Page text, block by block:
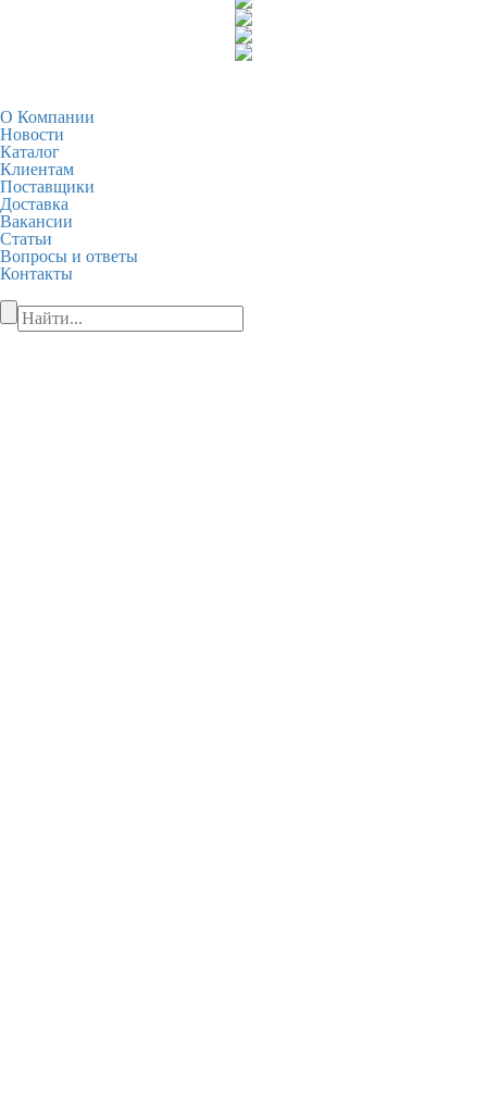
О Компании
Новости
Каталог
Клиентам
Поставщики
Доставка
Вакансии
Статьи
Вопросы и ответы
Контакты